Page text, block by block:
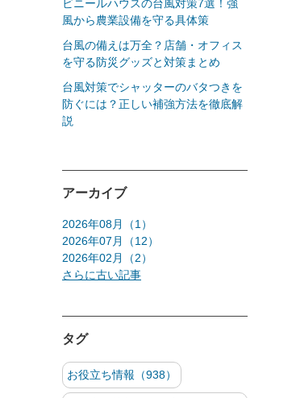
ビニールハウスの台風対策7選！強
風から農業設備を守る具体策
台風の備えは万全？店舗・オフィス
を守る防災グッズと対策まとめ
台風対策でシャッターのバタつきを
防ぐには？正しい補強方法を徹底解
説
アーカイブ
2026年08月（1）
2026年07月（12）
2026年02月（2）
さらに古い記事
タグ
お役立ち情報（938）